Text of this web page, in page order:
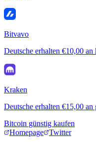
Bitvavo
Deutsche erhalten €10,00
Kraken
Deutsche erhalten €15,00
Bitcoin günstig kaufen
Homepage
Twitter